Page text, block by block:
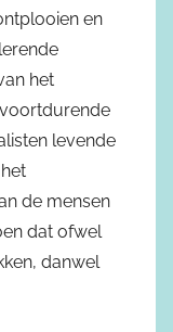
en
het
levende
de mensen
dat ofwel
danwel